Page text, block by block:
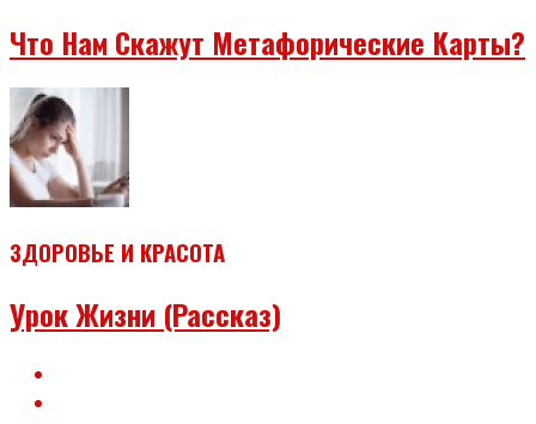
Что Нам Скажут Метафорические Карты?
ЗДОРОВЬЕ И КРАСОТА
Урок Жизни (рассказ)